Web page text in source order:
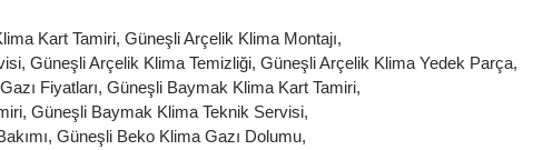
Kart Tamiri, Güneşli Arçelik Klima Montajı,
, Güneşli Arçelik Klima Temizliği, Güneşli Arçelik Klima Yedek Parça,
Fiyatları, Güneşli Baymak Klima Kart Tamiri,
, Güneşli Baymak Klima Teknik Servisi,
, Güneşli Beko Klima Gazı Dolumu,